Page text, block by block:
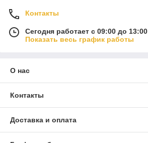
Контакты
Сегодня работает с 09:00 до 13:00
Показать весь график работы
О нас
Контакты
Доставка и оплата